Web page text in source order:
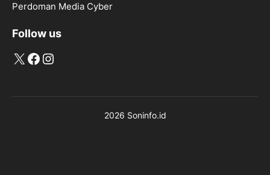
Perdoman Media Cyber
Follow us
X Facebook
Instagram
2026 Soninfo.id